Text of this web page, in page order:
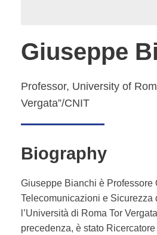
Giuseppe
Professor, University of
Vergata”/CNIT
Biography
Giuseppe Bianchi è Professore
Telecomunicazioni e Sicurezza
l’Università di Roma Tor
precedenza, è stato